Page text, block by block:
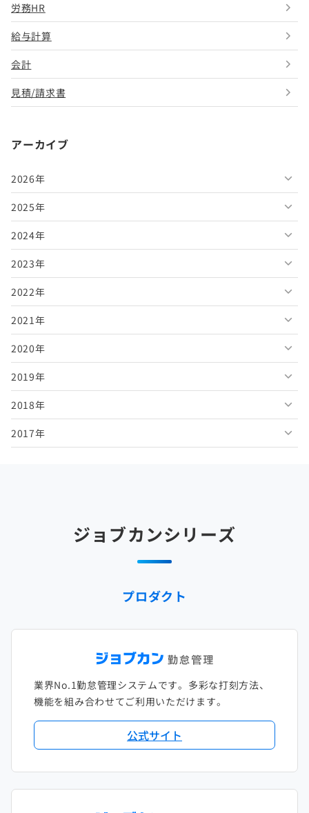
労務HR
給与計算
会計
見積/請求書
アーカイブ
2026年
2026年8月
2026年7月
2026年6月
2026年5月
2026年4月
2026年3月
2026年2月
2026年1月
2025年
2025年12月
2025年11月
2025年10月
2025年9月
2025年8月
2025年7月
2025年6月
2025年5月
2024年
2024年12月
2024年11月
2024年10月
2024年9月
2024年8月
2024年7月
2024年6月
2023年
2023年12月
2023年11月
2023年10月
2023年9月
2023年8月
2023年7月
2022年
2022年12月
2022年11月
2022年10月
2022年9月
2022年8月
2022年1月
2021年
2021年12月
2021年11月
2021年10月
2021年9月
2021年2月
2020年
2020年12月
2020年11月
2020年10月
2020年3月
2020年1月
2019年
2019年12月
2019年11月
2019年4月
2019年2月
2018年
2018年12月
2018年5月
2018年3月
2018年1月
2017年
2017年6月
2017年4月
ジョブカンシリーズ
プロダクト
業界No.1勤怠管理システムです。多彩な打刻方法、
機能を組み合わせてご利用いただけます。
公式サイト